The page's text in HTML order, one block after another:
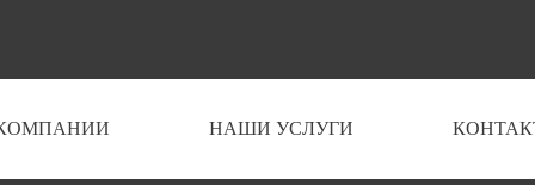
НАШИ УСЛУГИ